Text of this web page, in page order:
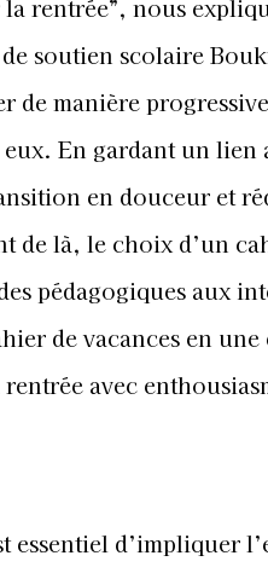
la rentrée”, nous
soutien scolaire
de manière
En gardant un lien
en douceur et
de là, le choix d’un
pédagogiques aux
de vacances en
avec
essentiel d’impliquer